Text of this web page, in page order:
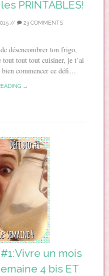
PRINTABLES!
// 23 COMMENTS
désencombrer ton frigo,
tout tout cuisiner, je t’ai
bien commencer ce défi…
→
un mois
4 bis ET